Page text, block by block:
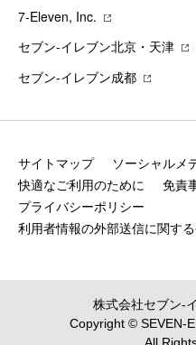
7‐Eleven, Inc.
セブン‐イレブン北京・天津
セブン‐イレブン成都
サイトマップ
ソーシャルメ
快適なご利用のために
免責
プライバシーポリシー
利用者情報の外部送信に関す
株式会社セブン‐
Copyright © SEVEN-